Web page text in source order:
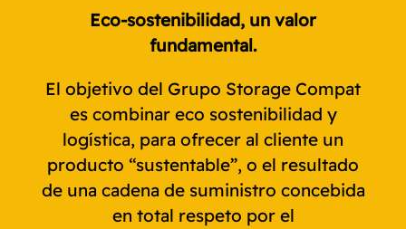
Eco-sostenibilidad, un valor
fundamental.
El objetivo del Grupo Storage Compat
es combinar eco sostenibilidad y
logística, para ofrecer al cliente un
producto “sustentable”, o el resultado
de una cadena de suministro concebida
en total respeto por el